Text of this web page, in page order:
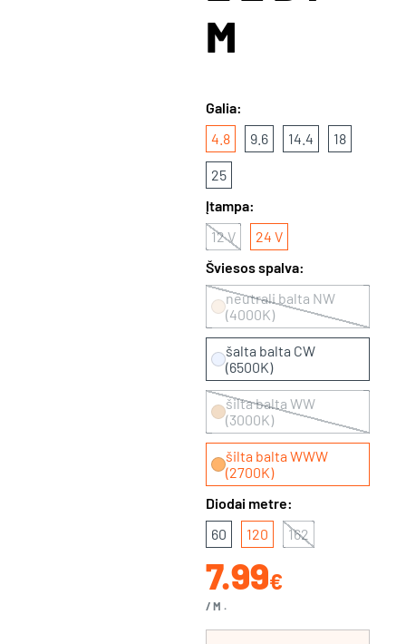
M
Galia:
4.8
9.6 14.4 18
25
Įtampa:
12 V
24 V
Šviesos spalva:
neutrali balta NW
(4000K)
šalta balta CW
(6500K)
šilta balta WW
(3000K)
šilta balta WWW
(2700K)
Diodai metre:
60
120 162
7.99€
/M.